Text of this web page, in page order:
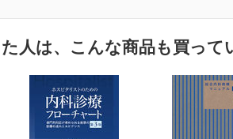
人は、こんな商品も買って